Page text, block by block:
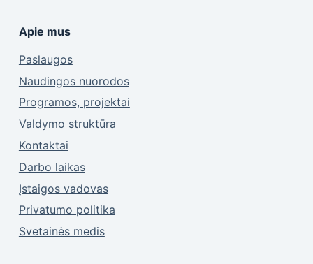
Apie mus
Paslaugos
Naudingos nuorodos
Programos, projektai
Valdymo struktūra
Kontaktai
Darbo laikas
Įstaigos vadovas
Privatumo politika
Svetainės medis